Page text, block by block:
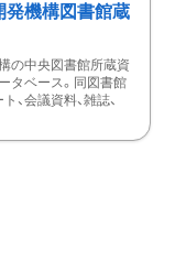
発機構図書館蔵
の中央図書館所蔵資
タベース。同図書館
、会議資料、雑誌、